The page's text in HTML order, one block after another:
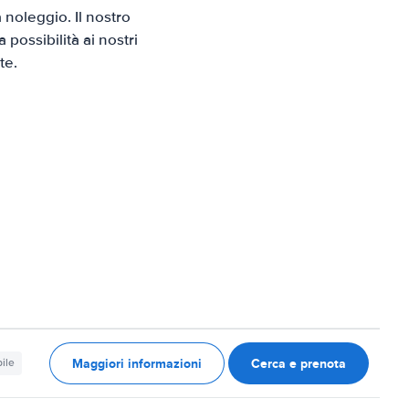
noleggio. Il nostro
possibilità ai nostri
Maggiori informazioni Cerca e prenota